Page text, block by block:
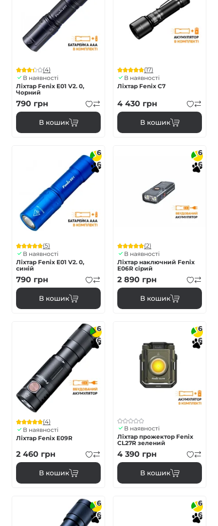
(4)
В наявності
Ліхтар Fenix E01 V2. 0,
Чорний
790 грн
В кошик
(17)
В наявності
Ліхтар Fenix C7
4 430 грн
В кошик
6
6
(5)
В наявності
Ліхтар Fenix E01 V2. 0,
синій
790 грн
В кошик
6
6
(2)
В наявності
Ліхтар наключний Fenix
E06R сірий
2 890 грн
В кошик
6
6
(4)
В наявності
Ліхтар Fenix E09R
2 460 грн
В кошик
6
6
В наявності
Ліхтар прожектор Fenix
CL27R зелений
4 390 грн
В кошик
6
6
6
6